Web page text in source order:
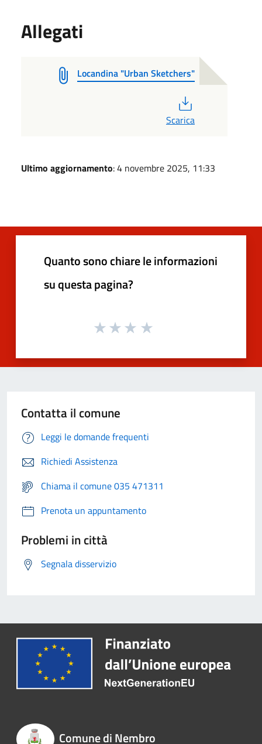
Allegati
Locandina "Urban Sketchers"
Scarica
Ultimo aggiornamento: 4 novembre 2025, 11:33
Quanto sono chiare le informazioni
su questa pagina?
Contatta il comune
Leggi le domande frequenti
Richiedi Assistenza
Chiama il comune 035 471311
Prenota un appuntamento
Problemi in città
Segnala disservizio
Comune di Nembro